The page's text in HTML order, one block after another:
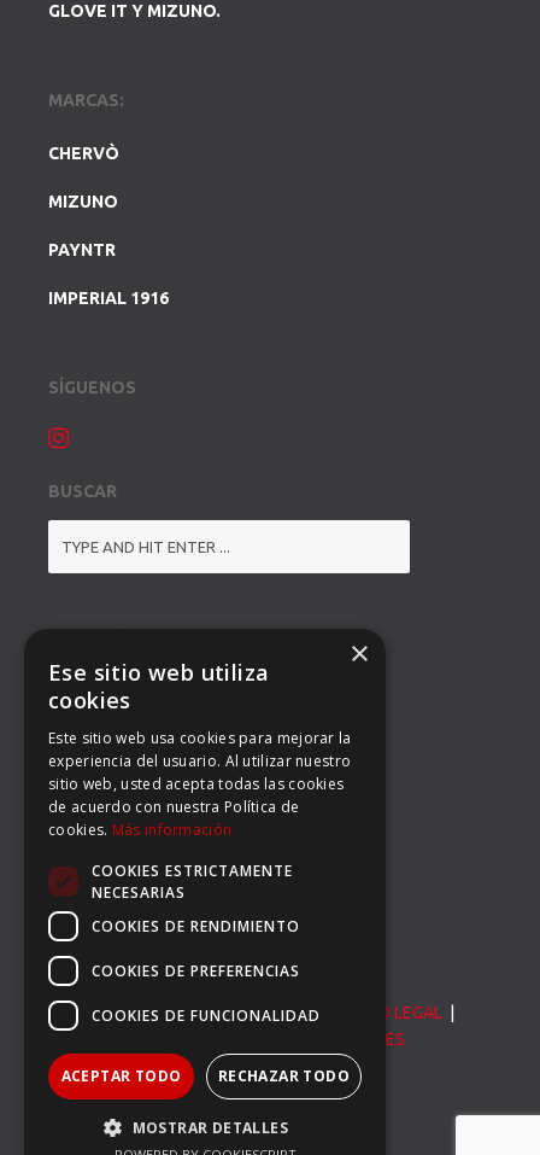
GLOVE IT Y MIZUNO.
MARCAS:
CHERVÒ
MIZUNO
PAYNTR
IMPERIAL 1916
SÍGUENOS
BUSCAR
BALMES 92, 3º 1ª B
08008 BARCELONA
TEL: (34) 93 363 53 97
FAX: (34) 93 396 90 14
EMAIL:INFO@CARSERSPORTS.COM
© Carser Sports S.L. All Rights Reserved. | AVISO LEGAL
POLÍTICA DE COOKIES
×
Ese sitio web utiliza
cookies
Este sitio web usa cookies para mejorar la
experiencia del usuario. Al utilizar nuestro
sitio web, usted acepta todas las cookies
de acuerdo con nuestra Política de
cookies. Más información
COOKIES ESTRICTAMENTE
NECESARIAS
COOKIES DE RENDIMIENTO
COOKIES DE PREFERENCIAS
COOKIES DE FUNCIONALIDAD
ACEPTAR TODO RECHAZAR TODO
MOSTRAR DETALLES